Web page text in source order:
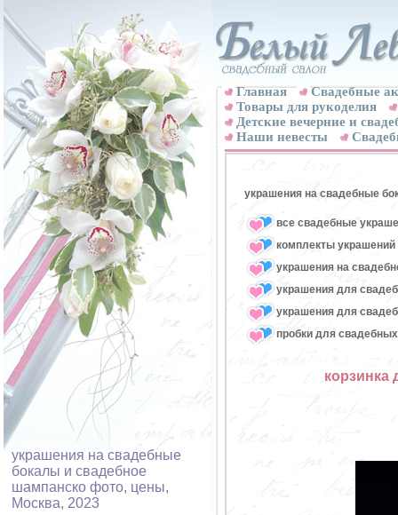
украшения на свадебные
бокалы и свадебное
шампанско фото, цены,
Москва, 2023
Главная
Свадебные
Товары для рукоделия
Детские вечерние и
Наши невесты
украшения на свадебные
все свадебные
комплекты
украшения на
украшения для
украшения для
пробки для
корзинка